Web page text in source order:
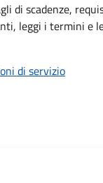
di scadenze,
leggi i termini e
di servizio